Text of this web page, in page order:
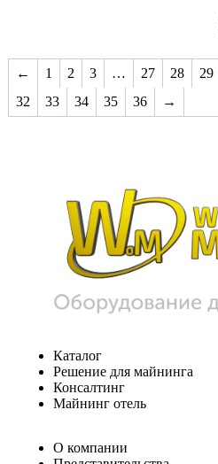
← 1 2 3 … 27 28 29
32
33 34 35 36 →
Каталог
Решение для майнинга
Консалтинг
Майнинг отель
О компании